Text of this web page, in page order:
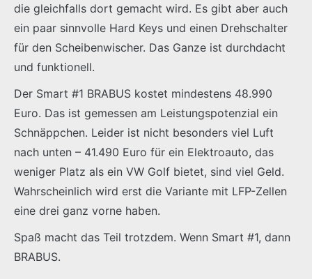
die gleichfalls dort gemacht wird. Es gibt aber auch
ein paar sinnvolle Hard Keys und einen Drehschalter
für den Scheibenwischer. Das Ganze ist durchdacht
und funktionell.
Der Smart #1 BRABUS kostet mindestens 48.990
Euro. Das ist gemessen am Leistungspotenzial ein
Schnäppchen. Leider ist nicht besonders viel Luft
nach unten – 41.490 Euro für ein Elektroauto, das
weniger Platz als ein VW Golf bietet, sind viel Geld.
Wahrscheinlich wird erst die Variante mit LFP-Zellen
eine drei ganz vorne haben.
Spaß macht das Teil trotzdem. Wenn Smart #1, dann
BRABUS.